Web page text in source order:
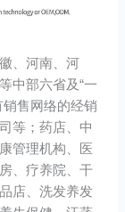
、河南、河
中部六省及“一
售网络的经销
等；药店、中
管理机构、医
、疗养院、干
店、洗发养发